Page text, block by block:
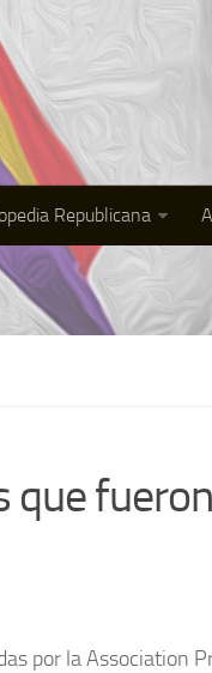
Republicana
por la Association